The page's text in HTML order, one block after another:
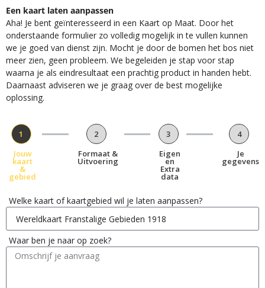
Een kaart laten aanpassen
Aha! Je bent geïnteresseerd in een Kaart op Maat. Door het
onderstaande formulier zo volledig mogelijk in te vullen kunnen
we je goed van dienst zijn. Mocht je door de bomen het bos niet
meer zien, geen probleem. We begeleiden je stap voor stap
waarna je als eindresultaat een prachtig product in handen hebt.
Daarnaast adviseren we je graag over de best mogelijke
oplossing.
1
Jouw
kaart
&
gebied
2
Formaat &
Uitvoering
3
Eigen
en
Extra
data
4
Je
gegevens
Welke kaart of kaartgebied wil je laten aanpassen?
Waar ben je naar op zoek?